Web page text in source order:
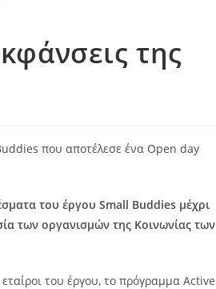
της
που αποτέλεσε ένα Open day
του έργου Small Buddies μέχρι
των οργανισμών της Κοινωνίας των
του έργου, το πρόγραμμα Active